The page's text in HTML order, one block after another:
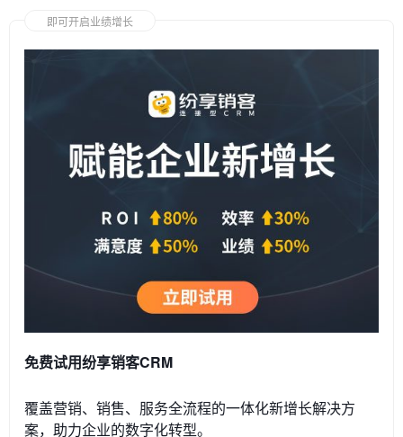
即可开启业绩增长
免费试用纷享销客CRM
覆盖营销、销售、服务全流程的一体化新增长解决方
案，助力企业的数字化转型。